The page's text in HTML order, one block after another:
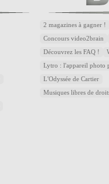
2 magazines à gagner !
Concours video2brain
Découvrez les FAQ !
Lytro : l'appareil photo
L'Odyssée de Cartier
Musiques libres de